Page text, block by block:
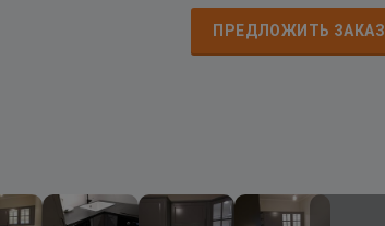
ПРЕДЛОЖИТЬ ЗАКАЗ